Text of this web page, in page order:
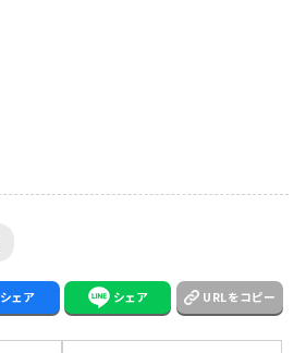
シェア シェア URLをコピー